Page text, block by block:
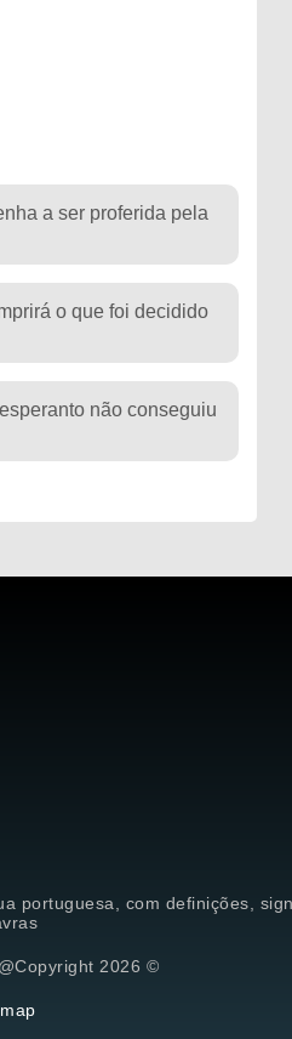
a ser proferida pela
o que foi decidido
não conseguiu
portuguesa, com definições,
2026 ©